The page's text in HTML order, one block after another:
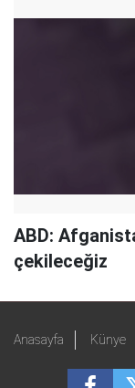
ABD:
çekileceğiz
Anasayfa Künye